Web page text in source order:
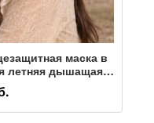
маска в
летняя дышащая
в северо-
шляпа-тренд